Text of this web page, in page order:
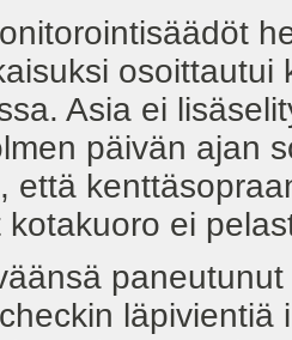
Asia ei
päivän ajan
että
kotakuoro ei
paneutunut
läpivientiä